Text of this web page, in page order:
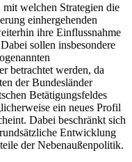
welchen Strategien die
einhergehenden
ihre Einflussnahme
sollen insbesondere
betrachtet werden, da
der Bundesländer
Betätigungsfeldes
ein neues Profil
Dabei beschränkt sich
Entwicklung
der Nebenaußenpolitik.